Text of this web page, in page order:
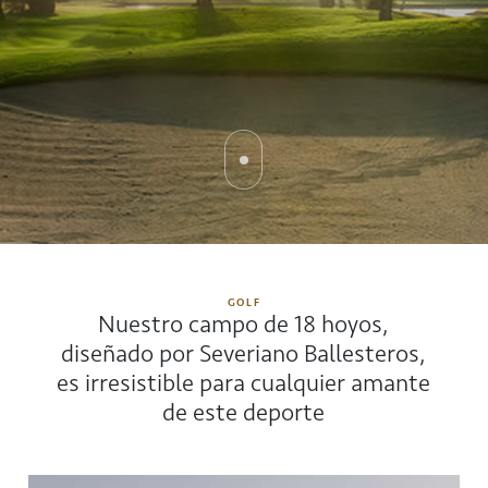
GOLF
Nuestro campo de 18 hoyos,
diseñado por Severiano Ballesteros,
es irresistible para cualquier amante
de este deporte